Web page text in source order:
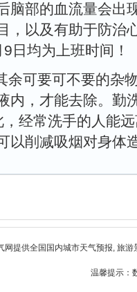
脑部的血流量会出
，以及有助于防治
日均为上班时间！
余可要可不要的杂
内，才能去除。勤
经常洗手的人能
以削减吸烟对身体
网提供全国国内城市天气预报, 旅游
温馨提示：